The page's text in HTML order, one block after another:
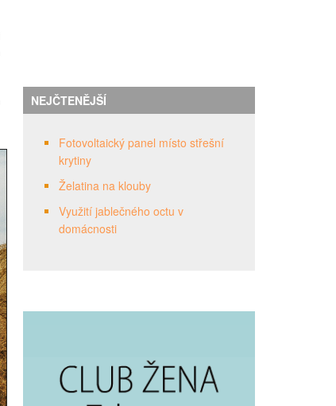
NEJČTENĚJŠÍ
Fotovoltaický panel místo střešní
krytiny
Želatina na klouby
Využití jablečného octu v
domácnosti